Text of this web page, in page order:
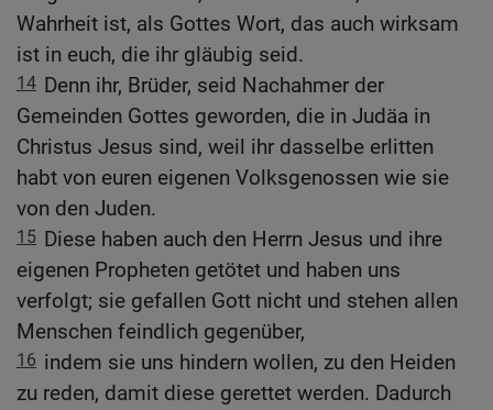
Wahrheit ist, als Gottes Wort, das auch wirksam
ist in euch, die ihr gläubig seid.
14 Denn ihr, Brüder, seid Nachahmer der
Gemeinden Gottes geworden, die in Judäa in
Christus Jesus sind, weil ihr dasselbe erlitten
habt von euren eigenen Volksgenossen wie sie
von den Juden.
15 Diese haben auch den Herrn Jesus und ihre
eigenen Propheten getötet und haben uns
verfolgt; sie gefallen Gott nicht und stehen allen
Menschen feindlich gegenüber,
16 indem sie uns hindern wollen, zu den Heiden
zu reden, damit diese gerettet werden. Dadurch